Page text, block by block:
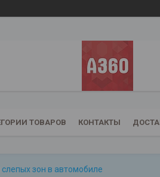
ТОВАРОВ КОНТАКТЫ
зон в автомобиле